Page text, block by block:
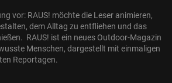
vor: RAUS! möchte die Leser animieren,
dem Alltag zu entfliehen und das
RAUS! ist ein neues Outdoor-Magazin
Menschen, dargestellt mit einmaligen
Reportagen.